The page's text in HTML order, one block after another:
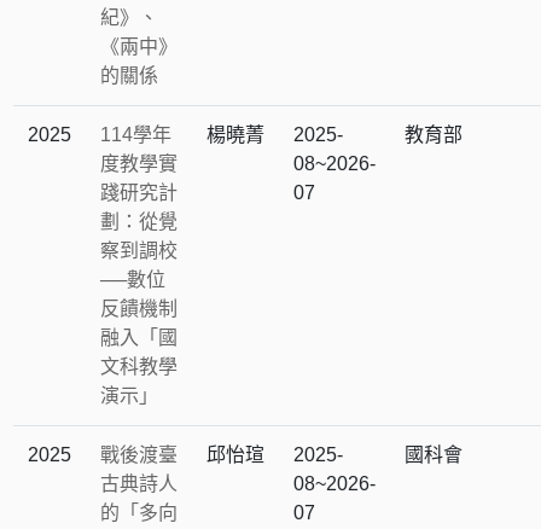
紀》、
《兩中》
的關係
2025
114學年
度教學實
踐研究計
劃：從覺
察到調校
──數位
反饋機制
融入「國
文科教學
演示」
楊曉菁
2025-
08~2026-
07
教育部
2025
戰後渡臺
古典詩人
的「多向
邱怡瑄
2025-
08~2026-
07
國科會